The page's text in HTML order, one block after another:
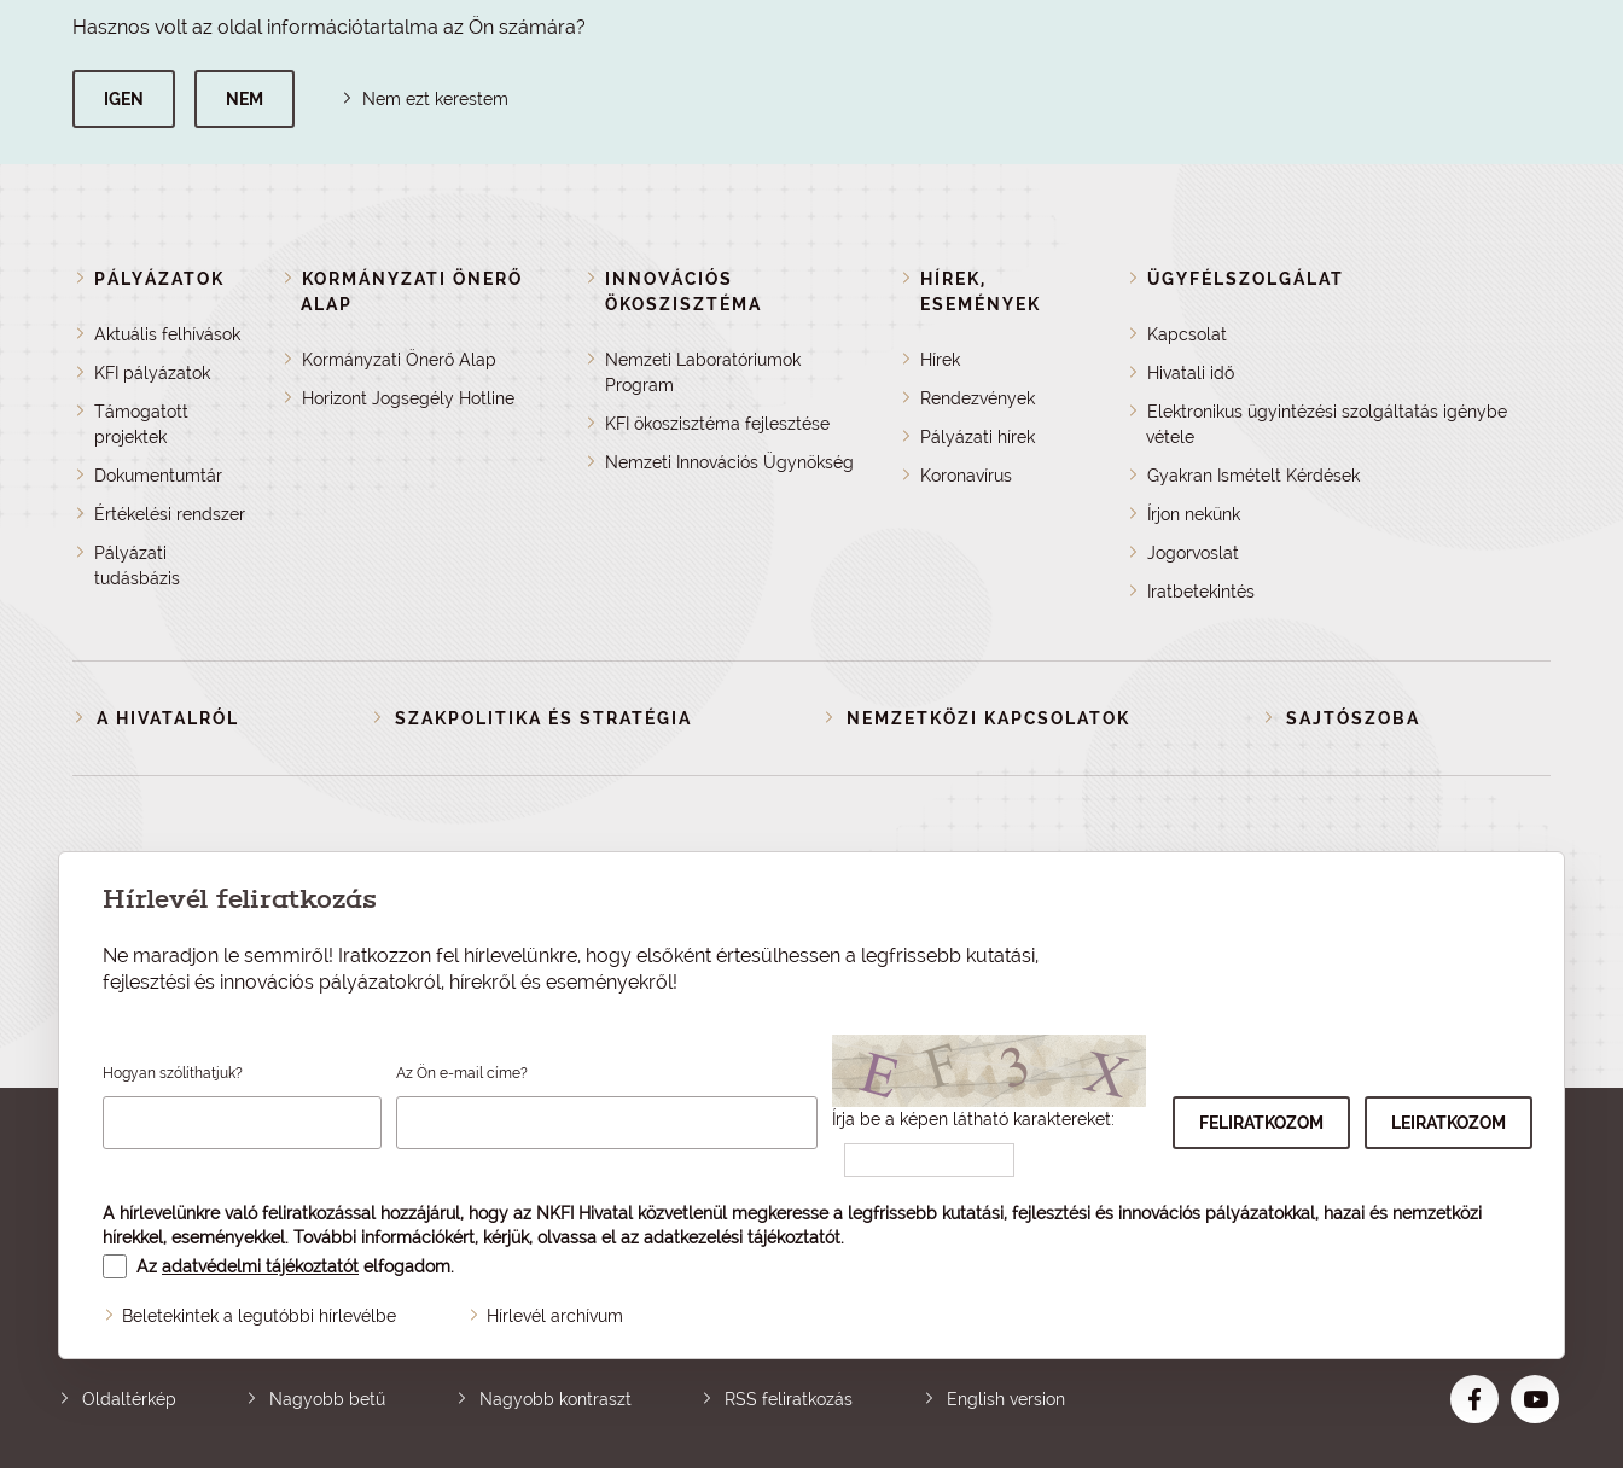
Hasznos volt az oldal információtartalma az Ön számára?
IGEN NEM Nem ezt kerestem
PÁLYÁZATOK
Aktuális felhívások
KFI pályázatok
Támogatott
projektek
Dokumentumtár
Értékelési rendszer
Pályázati
tudásbázis
KORMÁNYZATI ÖNERŐ
ALAP
Kormányzati Önerő Alap
Horizont Jogsegély Hotline
INNOVÁCIÓS
ÖKOSZISZTÉMA
Nemzeti Laboratóriumok
Program
KFI ökoszisztéma fejlesztése
Nemzeti Innovációs Ügynökség
HÍREK,
ESEMÉNYEK
Hírek
Rendezvények
Pályázati hírek
Koronavírus
ÜGYFÉLSZOLGÁLAT
Kapcsolat
Hivatali idő
Elektronikus ügyintézési szolgáltatás igénybe
vétele
Gyakran Ismételt Kérdések
Írjon nekünk
Jogorvoslat
Iratbetekintés
A HIVATALRÓL SZAKPOLITIKA ÉS STRATÉGIA NEMZETKÖZI KAPCSOLATOK SAJTÓSZOBA
Hírlevél feliratkozás
Ne maradjon le semmiről! Iratkozzon fel hírlevelünkre, hogy elsőként értesülhessen a legfrissebb kutatási,
fejlesztési és innovációs pályázatokról, hírekről és eseményekről!
Hogyan szólíthatjuk? Az Ön e-mail címe?
Írja be a képen látható karaktereket:
A hírlevelünkre való feliratkozással hozzájárul, hogy az NKFI Hivatal közvetlenül megkeresse a legfrissebb kutatási, fejlesztési és innovációs pályázatokkal, hazai és nemzetközi
hírekkel, eseményekkel. További információkért, kérjük, olvassa el az adatkezelési tájékoztatót.
Az adatvédelmi tájékoztatót elfogadom.
Beletekintek a legutóbbi hírlevélbe Hírlevél archívum
Oldaltérkép Nagyobb betű Nagyobb kontraszt RSS feliratkozás English version